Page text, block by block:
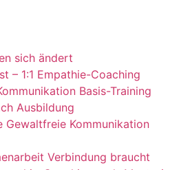
sich ändert
– 1:1 Empathie-Coaching
Basis-Training
Ausbildung
Gewaltfreie Kommunikation
Verbindung braucht